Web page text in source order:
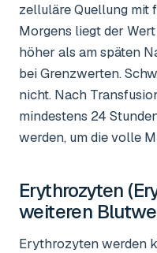
zelluläre Quellung mit
Morgens liegt der
höher als am späten
bei Grenzwerten.
nicht. Nach
mindestens 24
werden, um die volle
Erythrozyten
weiteren
Erythrozyten werden